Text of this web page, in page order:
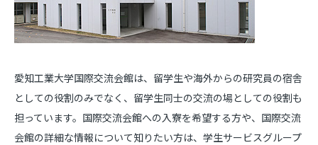
愛知工業大学国際交流会館は、留学生や海外からの研究員の宿舎
としての役割のみでなく、留学生同士の交流の場としての役割も
担っています。国際交流会館への入寮を希望する方や、国際交流
会館の詳細な情報について知りたい方は、学生サービスグループ